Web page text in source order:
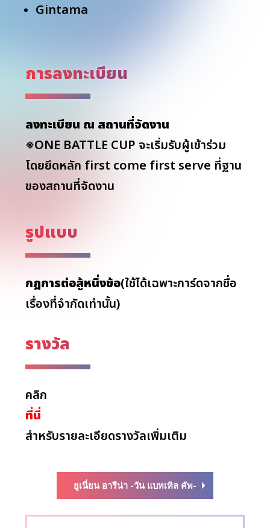
Gintama
การลงทะเบียน
ลงทะเบียน ณ สถานที่จัดงาน
※ONE BATTLE CUP จะเริ่มรับผู้เข้าร่วม
โดยยึดหลัก first come first serve ที่ฐาน
ของสถานที่จัดงาน
รูปแบบ
กฎการต่อสู้หนึ่งข้อ(ใช้ได้เฉพาะการ์ดจากชื่อ
เรื่องที่จำกัดเท่านั้น)
รางวัล
คลิก
ที่นี่
สำหรับรายละเอียดรางวัลเพิ่มเติม
ยูเนี่ยน อารีน่า -วัน แบทเทิล คัพ-